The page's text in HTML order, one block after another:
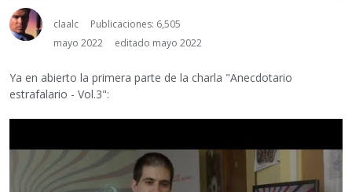
claalc
Publicaciones: 6,505
mayo 2022
editado mayo 2022
Ya en abierto la primera parte de la charla "Anecdotario
estrafalario - Vol.3":